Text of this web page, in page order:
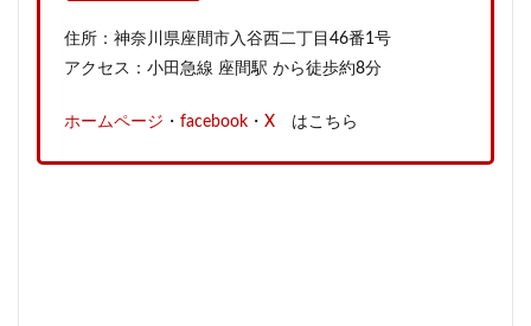
住所：神奈川県座間市入谷西二丁目46番1号
アクセス：小田急線 座間駅 から徒歩約8分
ホームページ ・ facebook ・ X はこちら